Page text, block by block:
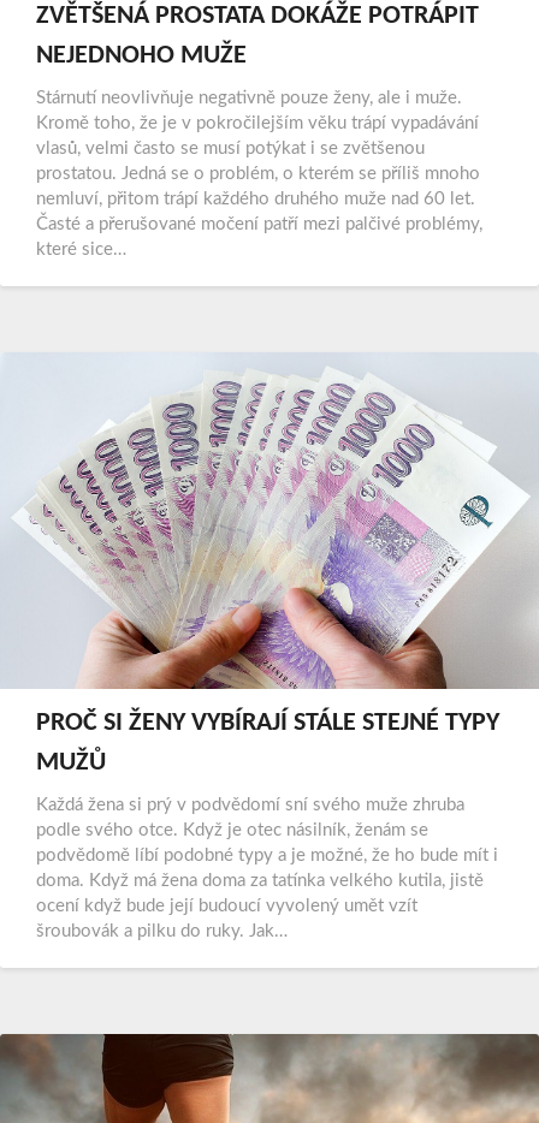
ZVĚTŠENÁ PROSTATA DOKÁŽE POTRÁPIT
NEJEDNOHO MUŽE
Stárnutí neovlivňuje negativně pouze ženy, ale i muže.
Kromě toho, že je v pokročilejším věku trápí vypadávání
vlasů, velmi často se musí potýkat i se zvětšenou
prostatou. Jedná se o problém, o kterém se příliš mnoho
nemluví, přitom trápí každého druhého muže nad 60 let.
Časté a přerušované močení patří mezi palčivé problémy,
které sice…
PROČ SI ŽENY VYBÍRAJÍ STÁLE STEJNÉ TYPY
MUŽŮ
Každá žena si prý v podvědomí sní svého muže zhruba
podle svého otce. Když je otec násilník, ženám se
podvědomě líbí podobné typy a je možné, že ho bude mít i
doma. Když má žena doma za tatínka velkého kutila, jistě
ocení když bude její budoucí vyvolený umět vzít
šroubovák a pilku do ruky. Jak…